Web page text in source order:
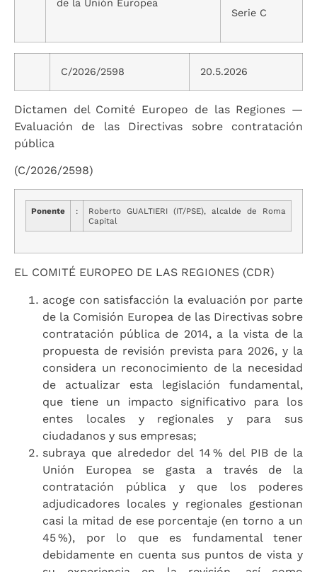
de la Unión Europea
Serie C
C/2026/2598 20.5.2026
Dictamen del Comité Europeo de las Regiones —
Evaluación de las Directivas sobre contratación
pública
(C/2026/2598)
Ponente :
Roberto GUALTIERI (IT/PSE), alcalde de Roma
Capital
EL COMITÉ EUROPEO DE LAS REGIONES (CDR)
acoge con satisfacción la evaluación por parte
de la Comisión Europea de las Directivas sobre
contratación pública de 2014, a la vista de la
propuesta de revisión prevista para 2026, y la
considera un reconocimiento de la necesidad
de actualizar esta legislación fundamental,
que tiene un impacto significativo para los
entes locales y regionales y para sus
ciudadanos y sus empresas;
subraya que alrededor del 14 % del PIB de la
Unión Europea se gasta a través de la
contratación pública y que los poderes
adjudicadores locales y regionales gestionan
casi la mitad de ese porcentaje (en torno a un
45 %), por lo que es fundamental tener
debidamente en cuenta sus puntos de vista y